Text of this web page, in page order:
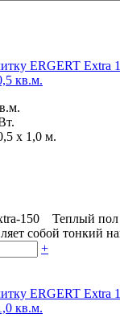
кв.м.
х 1,0 м.
150 Теплый пол
собой тонкий
+
кв.м.